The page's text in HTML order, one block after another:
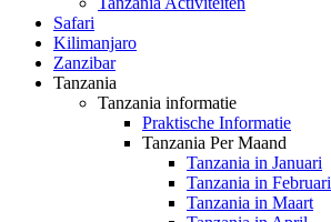
Safari
Kilimanjaro
Zanzibar
Tanzania
Tanzania informatie
Praktische Informatie
Tanzania Per Maand
Tanzania in Januari
Tanzania in Februari
Tanzania in Maart